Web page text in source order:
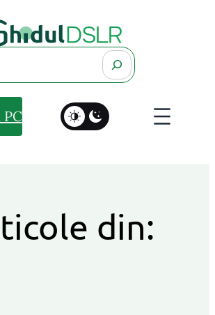
Search
din: